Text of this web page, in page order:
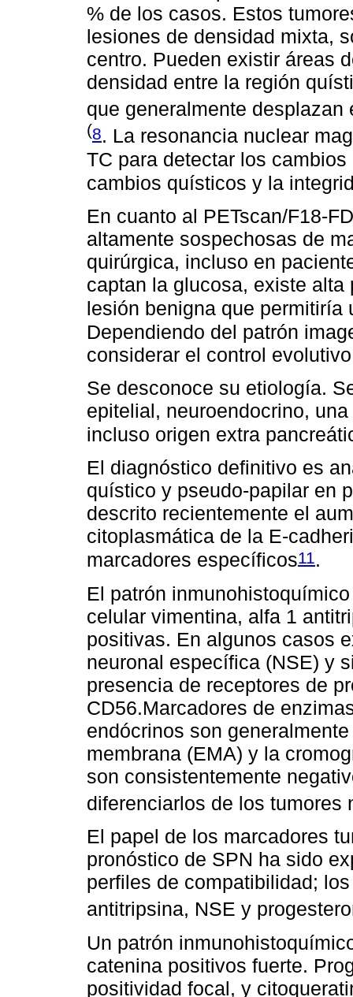
% de los casos. Estos
lesiones de densidad mixta,
centro. Pueden existir áreas
densidad entre la región
que generalmente
(8. La resonancia nuclear
TC para detectar los
cambios quísticos y la
En cuanto al PETscan/F18-
altamente sospechosas de
quirúrgica, incluso en
captan la glucosa, existe
lesión benigna que permitiría
Dependiendo del patrón
considerar el control
Se desconoce su etiología.
epitelial, neuroendocrino,
incluso origen extra
El diagnóstico definitivo es
quístico y pseudo-papilar en
descrito recientemente el
citoplasmática de la E-
marcadores específicos11 .
El patrón
celular vimentina, alfa 1
positivas. En algunos casos
neuronal específica (NSE) y
presencia de receptores de
CD56.Marcadores de
endócrinos son
membrana (EMA) y la
son consistentemente
diferenciarlos de los tumores
El papel de los marcadores
pronóstico de SPN ha sido
perfiles de compatibilidad;
antitripsina, NSE y
Un patrón
catenina positivos fuerte.
positividad focal, y